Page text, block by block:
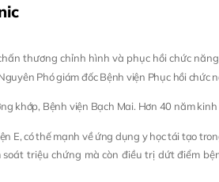
thương chỉnh hình và phục hồi chức
Phó giám đốc Bệnh viện Phục hồi chức
khớp, Bệnh viện Bạch Mai. Hơn 40 năm
E, có thế mạnh về ứng dụng y học tái tạo
triệu chứng mà còn điều trị dứt điểm